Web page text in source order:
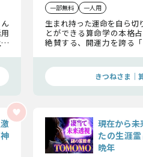
一部無料 一人用
生まれ持った運命を自ら切
とができる算命学の本格
絶賛する、開運力を誇る
でお確かめ下さい。きつねさま｜
現在から未
たの生涯
晩年